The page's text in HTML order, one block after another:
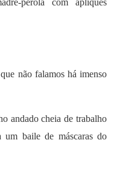
pérola com apliques
não falamos há imenso
andado cheia de trabalho
baile de máscaras do